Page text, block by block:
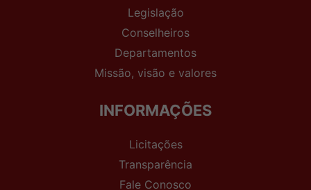
Legislação
Conselheiros
Departamentos
Missão, visão e valores
INFORMAÇÕES
Licitações
Transparência
Fale Conosco